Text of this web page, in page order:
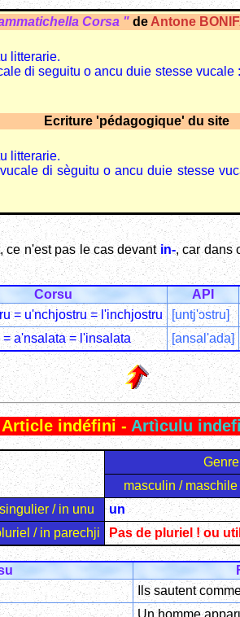
Corsa " de Antone
litterarie.
di seguitu o ancu duie stesse vucale :
Ecriture 'pédagogique' du site
litterarie.
di sèguitu o ancu duie stesse
ce n'est pas le cas devant in-, car dans
Corsu API
= u'nchjostru = l'inchjostru
[untj'ɔstru]
a'nsalata = l'insalata
[ansal'ada]
Article indéfini - Artìculu
masculin / maschile
singulier / in unu un
/ in parechji
Pas de pluriel ! ou
Ils sautent
Un homme